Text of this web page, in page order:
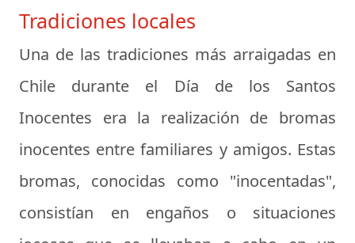
Tradiciones locales
Una de las tradiciones más arraigadas en
Chile durante el Día de los Santos
Inocentes era la realización de bromas
inocentes entre familiares y amigos. Estas
bromas, conocidas como "inocentadas",
consistían en engaños o situaciones